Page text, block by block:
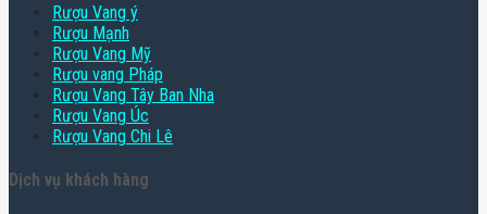
Rượu Vang ý
Rượu Mạnh
Rượu Vang Mỹ
Rượu vang Pháp
Rượu Vang Tây Ban Nha
Rượu Vang Úc
Rượu Vang Chi Lê
Dịch vụ khách hàng